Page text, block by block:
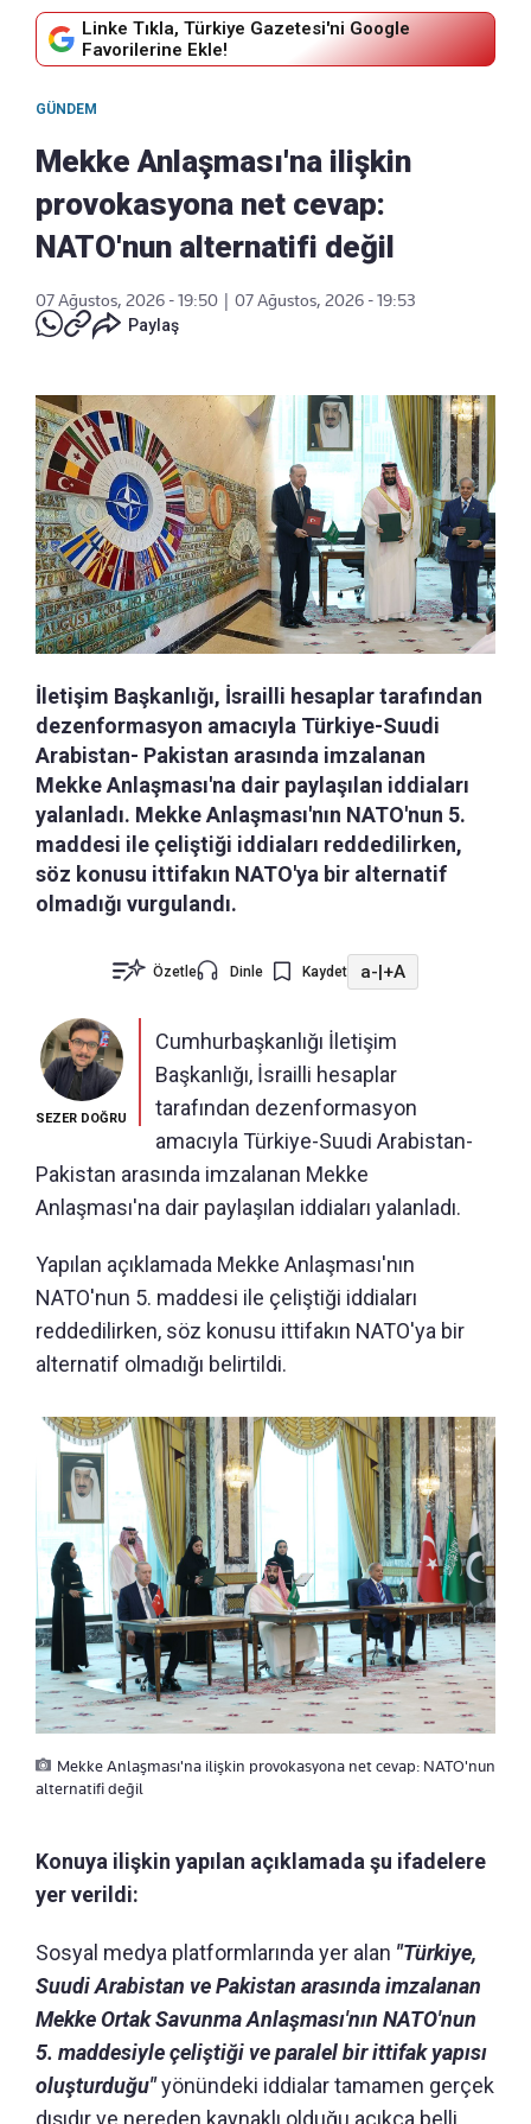
Linke Tıkla, Türkiye Gazetesi'ni Google
Favorilerine Ekle!
GÜNDEM
Mekke Anlaşması'na ilişkin
provokasyona net cevap:
NATO'nun alternatifi değil
07 Ağustos, 2026 - 19:50
07 Ağustos, 2026 - 19:53
Paylaş
İletişim Başkanlığı, İsrailli hesaplar tarafından
dezenformasyon amacıyla Türkiye-Suudi
Arabistan- Pakistan arasında imzalanan
Mekke Anlaşması'na dair paylaşılan iddiaları
yalanladı. Mekke Anlaşması'nın NATO'nun 5.
maddesi ile çeliştiği iddiaları reddedilirken,
söz konusu ittifakın NATO'ya bir alternatif
olmadığı vurgulandı.
Özetle Dinle Kaydet a-|+A
SEZER DOĞRU
Cumhurbaşkanlığı İletişim
Başkanlığı, İsrailli hesaplar
tarafından dezenformasyon
amacıyla Türkiye-Suudi Arabistan-
Pakistan arasında imzalanan Mekke
Anlaşması'na dair paylaşılan iddiaları yalanladı.
Yapılan açıklamada Mekke Anlaşması'nın
NATO'nun 5. maddesi ile çeliştiği iddiaları
reddedilirken, söz konusu ittifakın NATO'ya bir
alternatif olmadığı belirtildi.
Mekke Anlaşması'na ilişkin provokasyona net cevap: NATO'nun
alternatifi değil
Konuya ilişkin yapılan açıklamada şu ifadelere
yer verildi:
Sosyal medya platformlarında yer alan "Türkiye,
Suudi Arabistan ve Pakistan arasında imzalanan
Mekke Ortak Savunma Anlaşması'nın NATO'nun
5. maddesiyle çeliştiği ve paralel bir ittifak yapısı
oluşturduğu"yönündeki iddialar tamamen gerçek
dışıdır ve nereden kaynaklı olduğu açıkça belli